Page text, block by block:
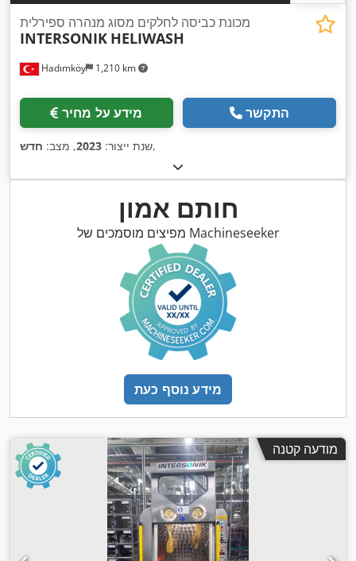
Hadımköy 1,210 km
מכונת כביסה לחלקים מסוג מנהרה ספירלית
INTERSONIK HELIWASH
מידע על מחיר התקשר
שנת ייצור: 2023, מצב: חדש ,
חותם אמון
מפיצים מוסמכים של Machineseeker
מידע נוסף כעת
מודעה קטנה